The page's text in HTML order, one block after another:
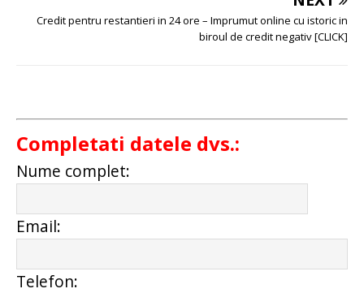
Credit pentru restantieri in 24 ore – Imprumut online cu istoric in
biroul de credit negativ [CLICK]
Completati datele dvs.:
Nume complet:
Email:
Telefon: